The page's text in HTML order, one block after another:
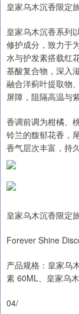
皇家乌木沉香限定
皇家乌木沉香系列
修护成分，致力于
水与护发素搭载红
基酸复合物，深入
融合洋蓟叶提取物
屏障，阻隔高温与
香调前调为柑橘、
铃兰的馥郁花香，
香气层次丰富，持
皇家乌木沉香限定
Forever Shine
产品规格：皇家乌
素 60ML、皇家乌
04/